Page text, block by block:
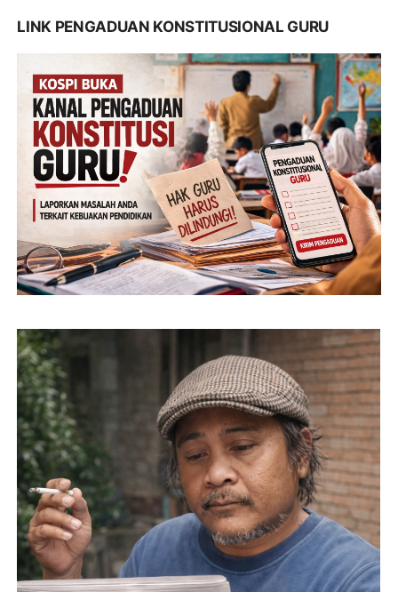
LINK PENGADUAN KONSTITUSIONAL GURU